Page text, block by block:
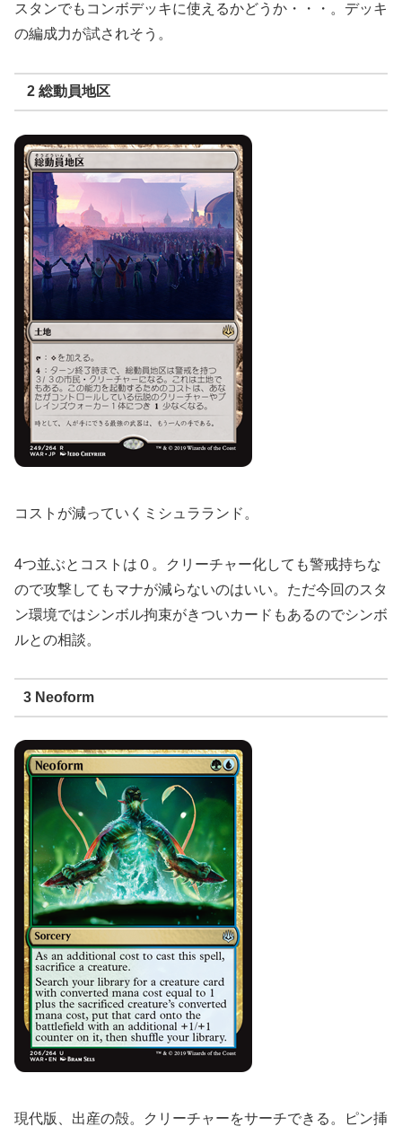
スタンでもコンボデッキに使えるかどうか・・・。デッキ
の編成力が試されそう。
2 総動員地区
コストが減っていくミシュラランド。
4つ並ぶとコストは０。クリーチャー化しても警戒持ちな
ので攻撃してもマナが減らないのはいい。ただ今回のスタ
ン環境ではシンボル拘束がきついカードもあるのでシンボ
ルとの相談。
3 Neoform
現代版、出産の殻。クリーチャーをサーチできる。ピン挿